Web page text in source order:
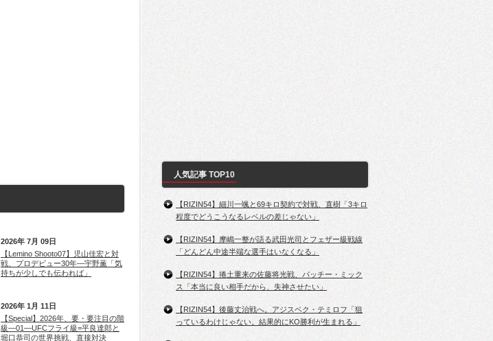
2026年 7月 09日
【Lemino Shooto07】児山佳宏と対
戦、プロデビュー30年―宇野薫「気
持ちが少しでも伝われば」
2026年 1月 11日
【Special】2026年、要・要注目の階
級―01―UFCフライ級=平良達郎と
堀口恭司の世界挑戦、直接対決
人気記事 TOP10
【RIZIN54】細川一颯と69キロ契約で対戦、直樹「3キロ
程度でどうこうなるレベルの差じゃない」
【RIZIN54】摩嶋一整が語る武田光司とフェザー級戦線
「どんどん中途半端な選手はいなくなる」
【RIZIN54】捲土重来の佐藤将光戦、パッチー・ミック
ス「本当に良い相手だから、失神させたい」
【RIZIN54】後藤丈治戦へ。アジスベク・テミロフ「狙
っているわけじゃない。結果的にKO勝利が生まれる」